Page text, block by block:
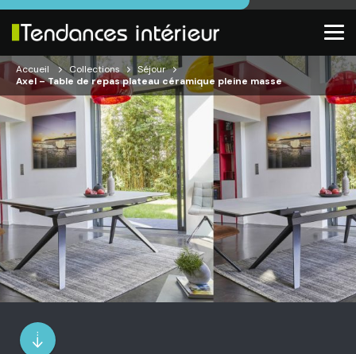
Accueil Collections
Séjour
Axel – Table de repas plateau céramique pleine masse